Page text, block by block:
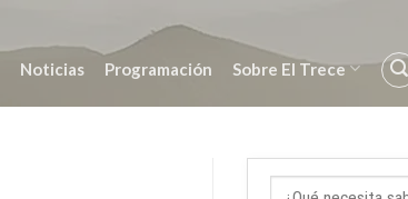
Noticias Programación Sobre El Trece